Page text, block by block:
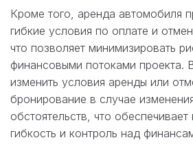
Кроме того, аренда автомобиля
гибкие условия по оплате и
что позволяет минимизировать
финансовыми потоками проекта.
изменить условия аренды или
бронирование в случае
обстоятельств, что
гибкость и контроль над